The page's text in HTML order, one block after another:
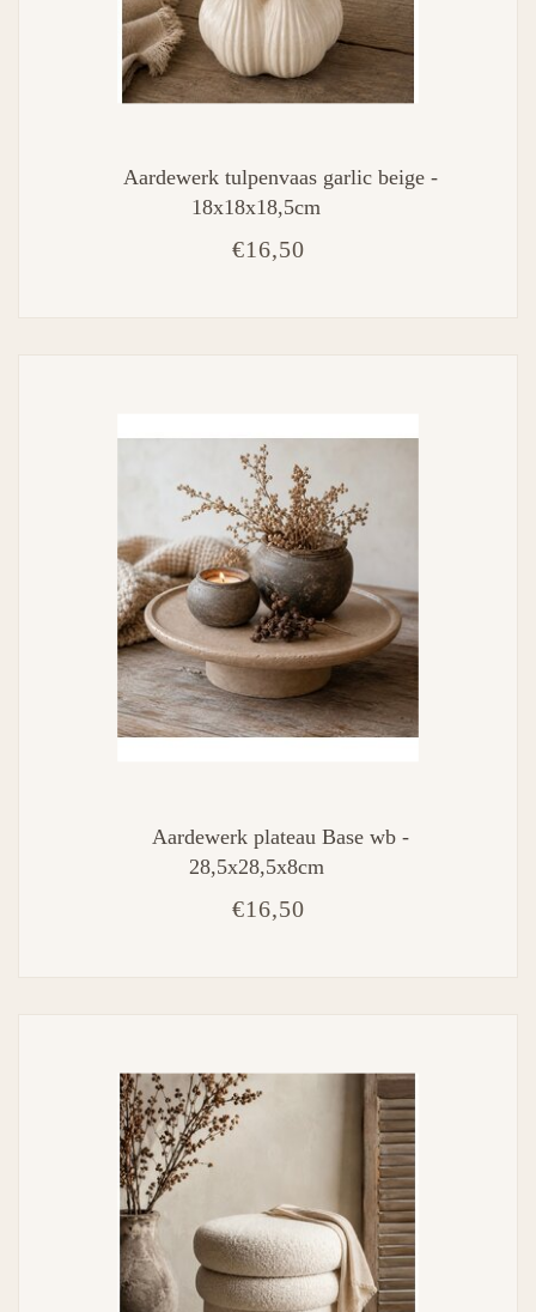
Aardewerk tulpenvaas garlic beige -
18x18x18,5cm
€16,50
Aardewerk plateau Base wb -
28,5x28,5x8cm
€16,50